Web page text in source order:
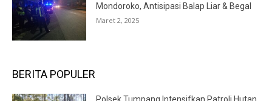
Mondoroko, Antisipasi Balap Liar & Begal
Maret 2, 2025
BERITA POPULER